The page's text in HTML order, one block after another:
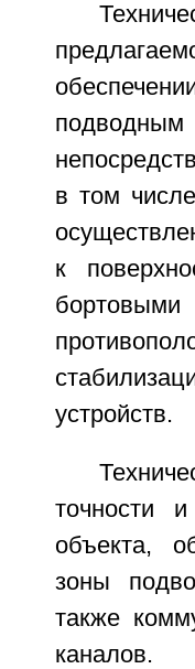
в том
к
устройств.
точности
объекта,
зоны
также
каналов.